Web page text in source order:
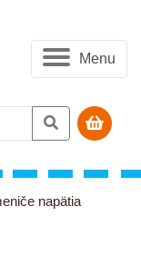
Menu
napätia